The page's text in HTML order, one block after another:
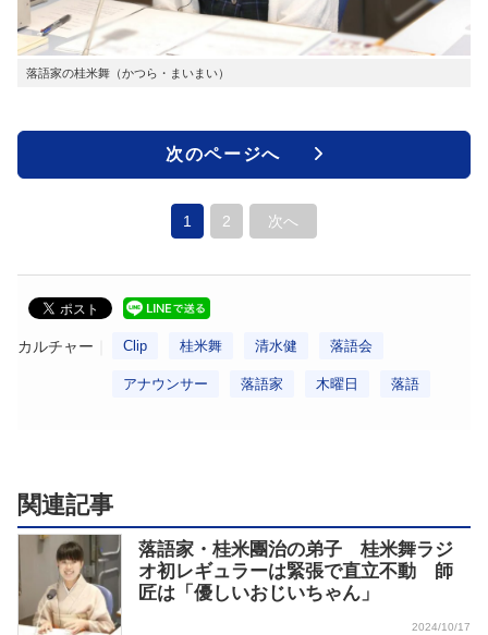
落語家の桂米舞（かつら・まいまい）
次のページへ
1 2 次へ
カルチャー Clip 桂米舞 清水健 落語会
アナウンサー 落語家 木曜日 落語
関連記事
落語家・桂米團治の弟子 桂米舞ラジ
オ初レギュラーは緊張で直立不動 師
匠は「優しいおじいちゃん」
2024/10/17